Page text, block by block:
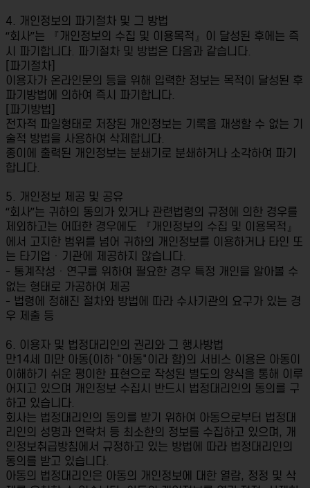
4. 개인정보의 파기절차 및 그 방법
“회사”는 『개인정보의 수집 및 이용목적』이 달성된 후에는 즉
시 파기합니다. 파기절차 및 방법은 다음과 같습니다.
[파기절차]
이용자가 온라인문의 등을 위해 입력한 정보는 목적이 달성된 후
파기방법에 의하여 즉시 파기합니다.
[파기방법]
전자적 파일형태로 저장된 개인정보는 기록을 재생할 수 없는 기
술적 방법을 사용하여 삭제합니다.
종이에 출력된 개인정보는 분쇄기로 분쇄하거나 소각하여 파기
합니다.
5. 개인정보 제공 및 공유
“회사”는 귀하의 동의가 있거나 관련법령의 규정에 의한 경우를
제외하고는 어떠한 경우에도 『개인정보의 수집 및 이용목적』
에서 고지한 범위를 넘어 귀하의 개인정보를 이용하거나 타인 또
는 타기업ㆍ기관에 제공하지 않습니다.
- 통계작성ㆍ연구를 위하여 필요한 경우 특정 개인을 알아볼 수
없는 형태로 가공하여 제공
- 법령에 정해진 절차와 방법에 따라 수사기관의 요구가 있는 경
우 제출 등
6. 이용자 및 법정대리인의 권리와 그 행사방법
만14세 미만 아동(이하 "아동"이라 함)의 서비스 이용은 아동이
이해하기 쉬운 평이한 표현으로 작성된 별도의 양식을 통해 이루
어지고 있으며 개인정보 수집시 반드시 법정대리인의 동의를 구
하고 있습니다.
회사는 법정대리인의 동의를 받기 위하여 아동으로부터 법정대
리인의 성명과 연락처 등 최소한의 정보를 수집하고 있으며, 개
인정보취급방침에서 규정하고 있는 방법에 따라 법정대리인의
동의를 받고 있습니다.
아동의 법정대리인은 아동의 개인정보에 대한 열람, 정정 및 삭